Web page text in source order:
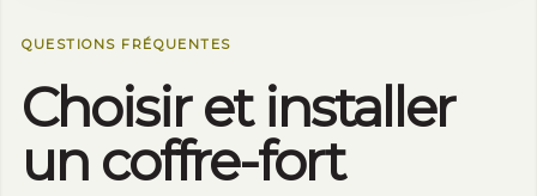
QUESTIONS FRÉQUENTES
Choisir et installer
un coffre-fort